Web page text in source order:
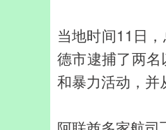
当地时间11日
德市逮捕了两
和暴力活动，并